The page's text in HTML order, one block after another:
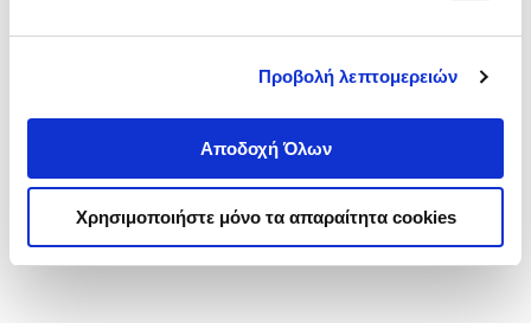
Προβολή λεπτομερειών
Αποδοχή Όλων
Χρησιμοποιήστε μόνο τα απαραίτητα cookies